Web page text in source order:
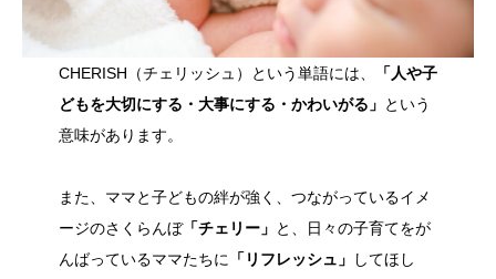
CHERISH（チェリッシュ）という単語には、
「人や子
どもを大切にする・大事にする・かわいがる」 という
意味があります。
また、ママと子どもの絆が強く、つながっているイメ
ージのさくらんぼ「チェリー」 と、日々の子育てをが
んばっているママたちに
「リフレッシュ」
してほし